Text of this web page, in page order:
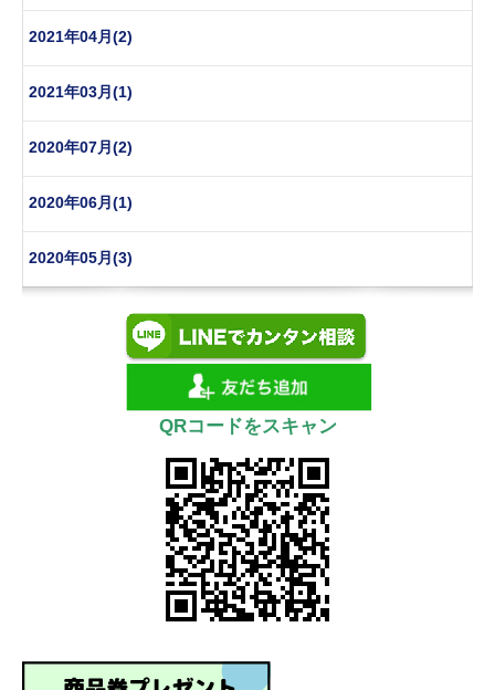
2021年04月(2)
2021年03月(1)
2020年07月(2)
2020年06月(1)
2020年05月(3)
QRコードをスキャン